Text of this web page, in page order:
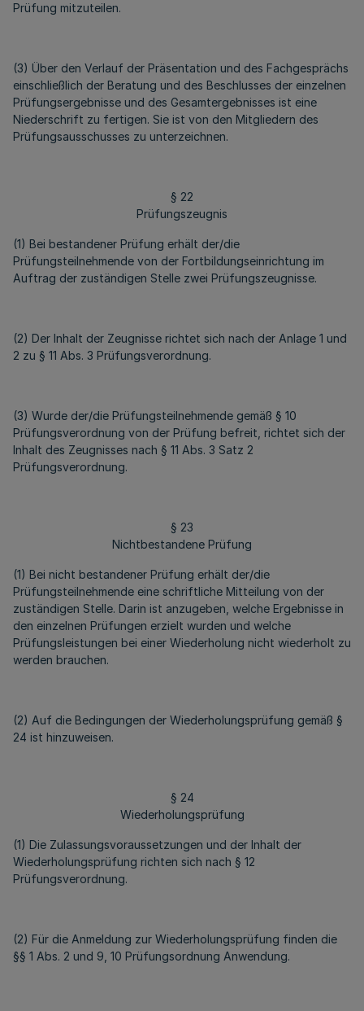
Prüfung mitzuteilen.
(3) Über den Verlauf der Präsentation und des Fachgesprächs
einschließlich der Beratung und des Beschlusses der einzelnen
Prüfungsergebnisse und des Gesamtergebnisses ist eine
Niederschrift zu fertigen. Sie ist von den Mitgliedern des
Prüfungsausschusses zu unterzeichnen.
§ 22
Prüfungszeugnis
(1) Bei bestandener Prüfung erhält der/die
Prüfungsteilnehmende von der Fortbildungseinrichtung im
Auftrag der zuständigen Stelle zwei Prüfungszeugnisse.
(2) Der Inhalt der Zeugnisse richtet sich nach der Anlage 1 und
2 zu § 11 Abs. 3 Prüfungsverordnung.
(3) Wurde der/die Prüfungsteilnehmende gemäß § 10
Prüfungsverordnung von der Prüfung befreit, richtet sich der
Inhalt des Zeugnisses nach § 11 Abs. 3 Satz 2
Prüfungsverordnung.
§ 23
Nichtbestandene Prüfung
(1) Bei nicht bestandener Prüfung erhält der/die
Prüfungsteilnehmende eine schriftliche Mitteilung von der
zuständigen Stelle. Darin ist anzugeben, welche Ergebnisse in
den einzelnen Prüfungen erzielt wurden und welche
Prüfungsleistungen bei einer Wiederholung nicht wiederholt zu
werden brauchen.
(2) Auf die Bedingungen der Wiederholungsprüfung gemäß §
24 ist hinzuweisen.
§ 24
Wiederholungsprüfung
(1) Die Zulassungsvoraussetzungen und der Inhalt der
Wiederholungsprüfung richten sich nach § 12
Prüfungsverordnung.
(2) Für die Anmeldung zur Wiederholungsprüfung finden die
§§ 1 Abs. 2 und 9, 10 Prüfungsordnung Anwendung.